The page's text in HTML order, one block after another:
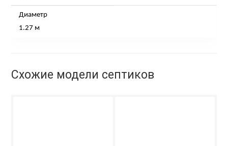
Диаметр
1.27 м
Схожие модели септиков